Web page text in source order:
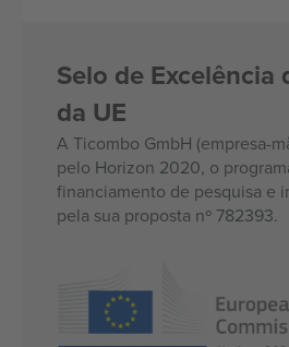
Selo de Excelência
da UE
A Ticombo GmbH (empresa-
pelo Horizon 2020, o
financiamento de pesquisa e
pela sua proposta nº 782393.